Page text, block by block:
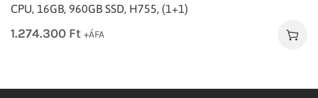
CPU, 16GB, 960GB SSD, H755, (1+1)
1.274.300 Ft +ÁFA